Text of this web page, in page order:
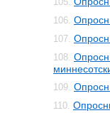
106.
107.
108.
109.
110.